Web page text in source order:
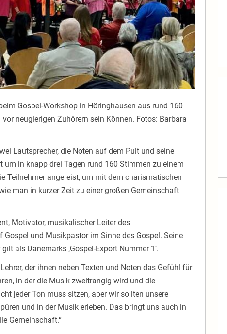
Gospel-Workshop in Höringhausen aus rund 160
neugierigen Zuhörern sein Können. Fotos: Barbara
Lautsprecher, die Noten auf dem Pult und seine
in knapp drei Tagen rund 160 Stimmen zu einem
Teilnehmer angereist, um mit dem charismatischen
man in kurzer Zeit zu einer großen Gemeinschaft
Motivator, musikalischer Leiter des
und Musikpastor im Sinne des Gospel. Seine
als Dänemarks ‚Gospel-Export Nummer 1’.
der ihnen neben Texten und Noten das Gefühl für
in der die Musik zweitrangig wird und die
jeder Ton muss sitzen, aber wir sollten unsere
und in der Musik erleben. Das bringt uns auch in
Gemeinschaft.“